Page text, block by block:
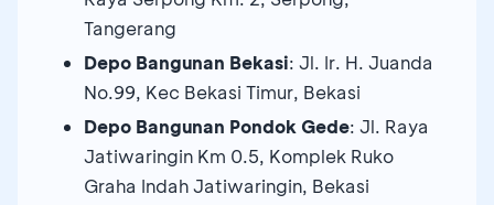
Tangerang
Depo Bangunan Bekasi: Jl. Ir. H. Juanda
No.99, Kec Bekasi Timur, Bekasi
Depo Bangunan Pondok Gede: Jl. Raya
Jatiwaringin Km 0.5, Komplek Ruko
Graha Indah Jatiwaringin, Bekasi